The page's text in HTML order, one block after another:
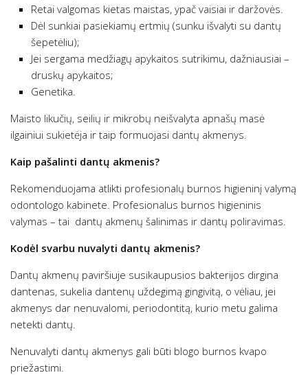
Retai valgomas kietas maistas, ypač vaisiai ir daržovės.
Dėl sunkiai pasiekiamų ertmių (sunku išvalyti su dantų
šepetėliu);
Jei sergama medžiagų apykaitos sutrikimu, dažniausiai –
druskų apykaitos;
Genetika.
Maisto likučių, seilių ir mikrobų neišvalyta apnašų masė
ilgainiui sukietėja ir taip formuojasi dantų akmenys.
Kaip pašalinti dantų akmenis?
Rekomenduojama atlikti profesionalų burnos higieninį valymą
odontologo kabinete. Profesionalus burnos higieninis
valymas – tai dantų akmenų šalinimas ir dantų poliravimas.
Kodėl svarbu nuvalyti dantų akmenis?
Dantų akmenų paviršiuje susikaupusios bakterijos dirgina
dantenas, sukelia dantenų uždegimą gingivitą, o vėliau, jei
akmenys dar nenuvalomi, periodontitą, kurio metu galima
netekti dantų.
Nenuvalyti dantų akmenys gali būti blogo burnos kvapo
priežastimi.